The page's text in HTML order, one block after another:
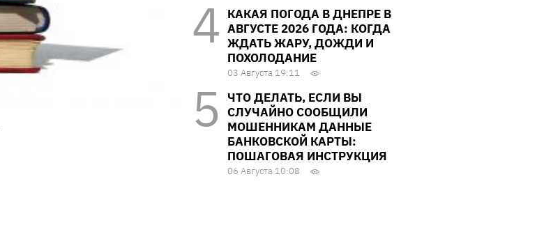
КАКАЯ ПОГОДА В ДНЕПРЕ В
АВГУСТЕ 2026 ГОДА: КОГДА
ЖДАТЬ ЖАРУ, ДОЖДИ И
ПОХОЛОДАНИЕ
03 Августа 19:11
ЧТО ДЕЛАТЬ, ЕСЛИ ВЫ
СЛУЧАЙНО СООБЩИЛИ
МОШЕННИКАМ ДАННЫЕ
БАНКОВСКОЙ КАРТЫ:
ПОШАГОВАЯ ИНСТРУКЦИЯ
06 Августа 10:08